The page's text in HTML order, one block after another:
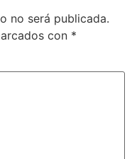
no será publicada.
con *